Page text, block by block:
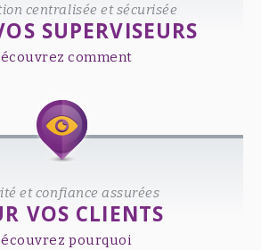
centralisée et sécurisée
SUPERVISEURS
comment
et confiance assurées
VOS CLIENTS
pourquoi